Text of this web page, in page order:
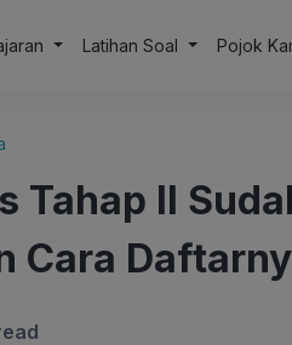
Latihan Soal Pojok
Tahap II
Cara